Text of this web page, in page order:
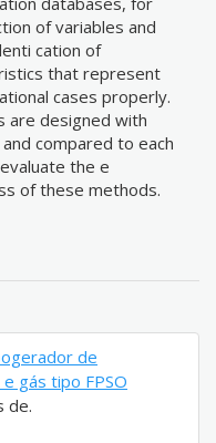
of variables and
cation of
that represent
cases properly.
are designed with
compared to each
the e
of these methods.
de
gás tipo FPSO
de.